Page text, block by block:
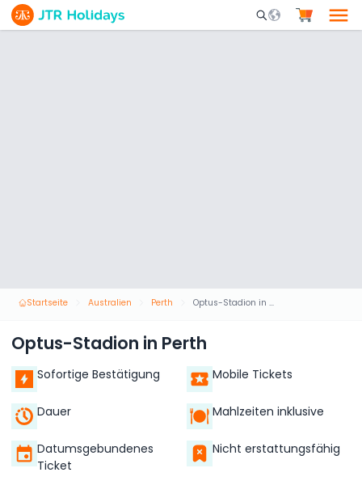
Mobile Search
Startseite Australien Perth Optus-Stadion in Perth
Optus-Stadion in Perth
Sofortige Bestätigung Mobile Tickets
Dauer Mahlzeiten inklusive
Datumsgebundenes
Ticket
Nicht erstattungsfähig